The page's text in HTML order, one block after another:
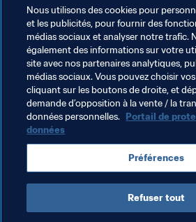
ribonucléique importun qui fait
produits interdits par l'AMA. Nous
tests dans le laboratoire de
professeur Dvorak. "Nous ne
joueuses comme nous l'avons fait à
au Brésil. Nous testons des équipes
Thèmes en lien
Organisation
Nous utilisons des cookies pour
et les publicités, pour fournir des
médias sociaux et analyser notre trafic.
également des informations sur votre
site avec nos partenaires analytiques,
médias sociaux. Vous pouvez choisir
cliquant sur les boutons de droite, et
demande d’opposition à la vente / la
données personnelles. Portail de
données
Préférences
Refuser tout